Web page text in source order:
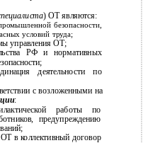
) ОТ являются:
безопасности,
условий труда;
управления ОТ;
РФ и нормативных
деятельности по
с возложенными на
:
работы по
предупреждению
в коллективный договор